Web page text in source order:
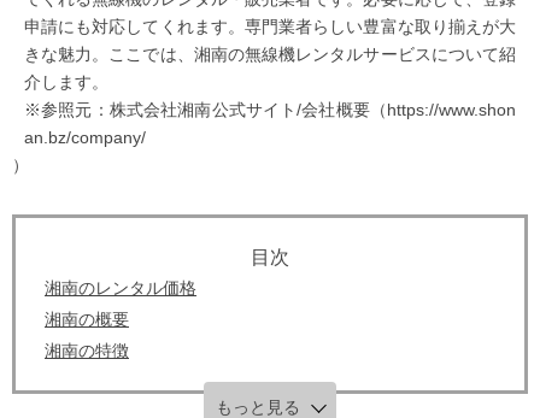
申請にも対応してくれます。専門業者らしい豊富な取り揃えが大
きな魅力。ここでは、湘南の無線機レンタルサービスについて紹
介します。
※参照元：株式会社湘南公式サイト/会社概要（https://www.shon
an.bz/company/
）
湘南のレンタル価格
湘南の概要
湘南の特徴
もっと見る